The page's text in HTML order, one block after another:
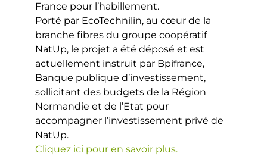
France pour l’habillement.
Porté par EcoTechnilin, au cœur de la
branche fibres du groupe coopératif
NatUp, le projet a été déposé et est
actuellement instruit par Bpifrance,
Banque publique d’investissement,
sollicitant des budgets de la Région
Normandie et de l’Etat pour
accompagner l’investissement privé de
NatUp.
Cliquez ici pour en savoir plus.